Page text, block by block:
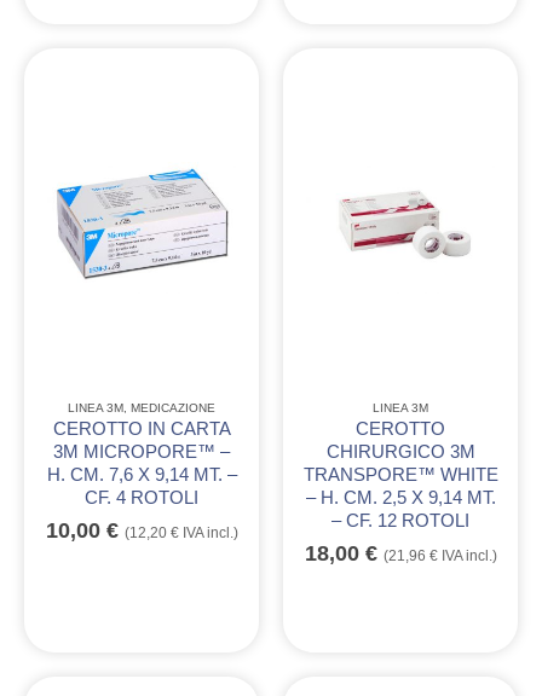
LINEA 3M, MEDICAZIONE
CEROTTO IN CARTA
3M MICROPORE™ –
H. CM. 7,6 X 9,14 MT. –
CF. 4 ROTOLI
10,00 € (12,20 €IVA incl.)
LINEA 3M
CEROTTO
CHIRURGICO 3M
TRANSPORE™ WHITE
– H. CM. 2,5 X 9,14 MT.
– CF. 12 ROTOLI
18,00 € (21,96 €IVA incl.)